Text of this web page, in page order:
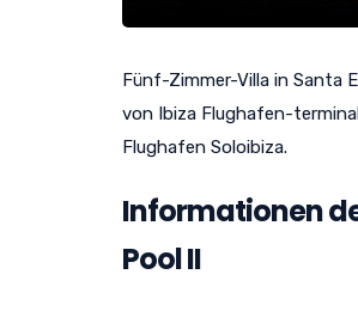
Fünf-Zimmer-Villa in Santa
von Ibiza Flughafen-
Flughafen Soloibiza.
Informationen
Pool II